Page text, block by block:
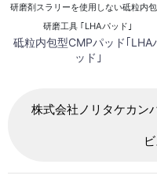
研磨剤スラリーを使用しない砥粒内
研磨工具 ｢LHAパッド｣
砥粒内包型CMPパッド｢LHA
ッド｣
株式会社ノリタケカン